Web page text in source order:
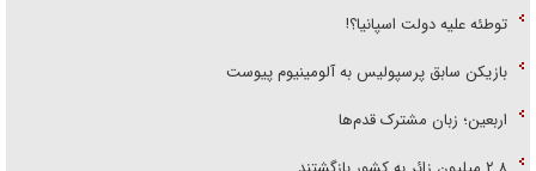
توطئه علیه دولت اسپانیا؟!
بازیکن سابق پرسپولیس به آلومینیوم پیوست
اربعین؛ زبان مشترک قدم‌ها